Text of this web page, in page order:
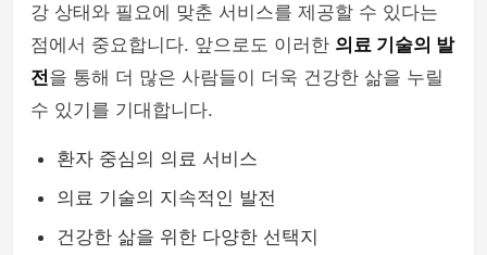
강 상태와 필요에 맞춘 서비스를 제공할 수 있다는
점에서 중요합니다. 앞으로도 이러한 의료 기술의 발
전을 통해 더 많은 사람들이 더욱 건강한 삶을 누릴
수 있기를 기대합니다.
환자 중심의 의료 서비스
의료 기술의 지속적인 발전
건강한 삶을 위한 다양한 선택지